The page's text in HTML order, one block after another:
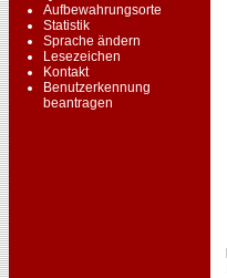
Aufbewahrungsorte
Statistik
Sprache ändern
Lesezeichen
Kontakt
Benutzerkennung
beantragen